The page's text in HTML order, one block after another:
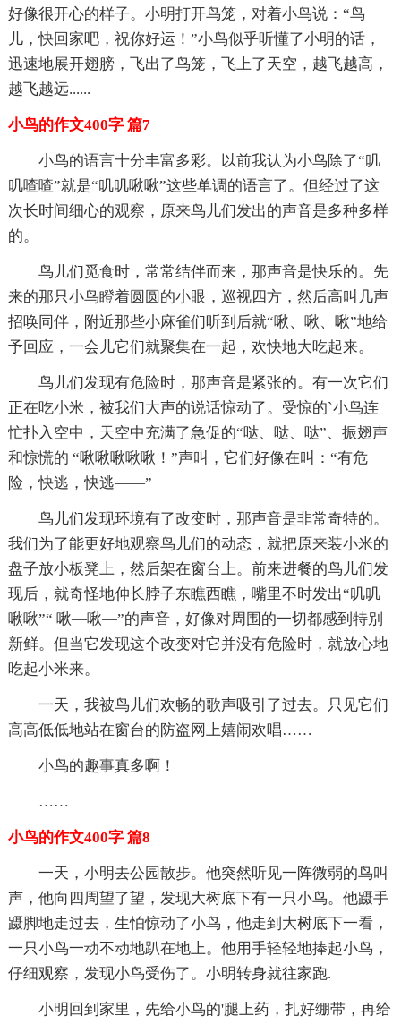
好像很开心的样子。小明打开鸟笼，对着小鸟说：“鸟
儿，快回家吧，祝你好运！”小鸟似乎听懂了小明的话，
迅速地展开翅膀，飞出了鸟笼，飞上了天空，越飞越高，
越飞越远......
小鸟的作文400字 篇7
小鸟的语言十分丰富多彩。以前我认为小鸟除了“叽
叽喳喳”就是“叽叽啾啾”这些单调的语言了。但经过了这
次长时间细心的观察，原来鸟儿们发出的声音是多种多样
的。
鸟儿们觅食时，常常结伴而来，那声音是快乐的。先
来的那只小鸟瞪着圆圆的小眼，巡视四方，然后高叫几声
招唤同伴，附近那些小麻雀们听到后就“啾、啾、啾”地给
予回应，一会儿它们就聚集在一起，欢快地大吃起来。
鸟儿们发现有危险时，那声音是紧张的。有一次它们
正在吃小米，被我们大声的说话惊动了。受惊的`小鸟连
忙扑入空中，天空中充满了急促的“哒、哒、哒”、振翅声
和惊慌的 “啾啾啾啾啾！”声叫，它们好像在叫：“有危
险，快逃，快逃——”
鸟儿们发现环境有了改变时，那声音是非常奇特的。
我们为了能更好地观察鸟儿们的动态，就把原来装小米的
盘子放小板凳上，然后架在窗台上。前来进餐的鸟儿们发
现后，就奇怪地伸长脖子东瞧西瞧，嘴里不时发出“叽叽
啾啾”“ 啾—啾—”的声音，好像对周围的一切都感到特别
新鲜。但当它发现这个改变对它并没有危险时，就放心地
吃起小米来。
一天，我被鸟儿们欢畅的歌声吸引了过去。只见它们
高高低低地站在窗台的防盗网上嬉闹欢唱……
小鸟的趣事真多啊！
……
小鸟的作文400字 篇8
一天，小明去公园散步。他突然听见一阵微弱的鸟叫
声，他向四周望了望，发现大树底下有一只小鸟。他蹑手
蹑脚地走过去，生怕惊动了小鸟，他走到大树底下一看，
一只小鸟一动不动地趴在地上。他用手轻轻地捧起小鸟，
仔细观察，发现小鸟受伤了。小明转身就往家跑.
小明回到家里，先给小鸟的'腿上药，扎好绷带，再给